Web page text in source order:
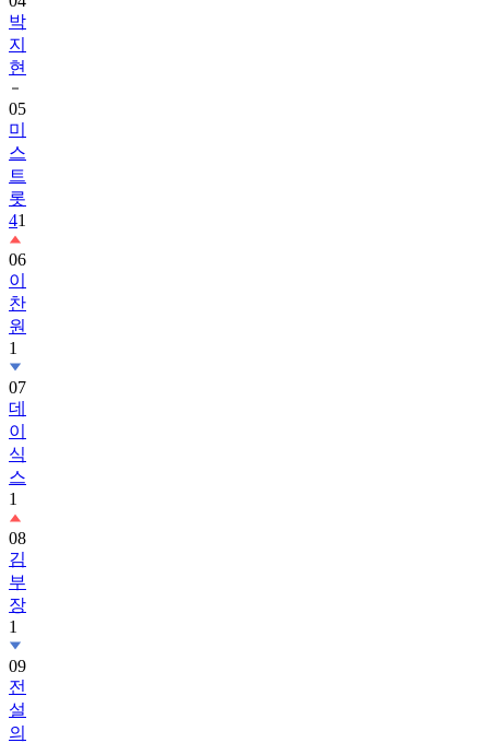
박
지
현
05
미
스
트
롯
41
06
이
찬
원
1
07
데
이
식
스
1
08
김
부
장
1
09
전
설
의